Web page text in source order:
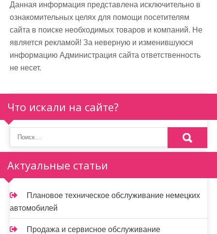
Данная информация представлена исключительно в
ознакомительных целях для помощи посетителям
сайта в поиске необходимых товаров и компаний. Не
является рекламой! За неверную и изменившуюся
информацию Администрация сайта ответственность
не несет.
Что искали на сайте?
Актуальные статьи
Плановое техническое обслуживание немецких
автомобилей
Продажа и сервисное обслуживание